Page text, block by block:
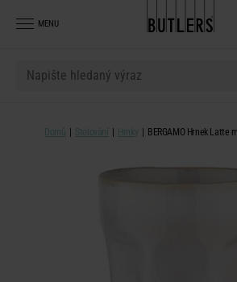
MENU
Domů Stolování Hrnky BERGAMO Hrnek Latte